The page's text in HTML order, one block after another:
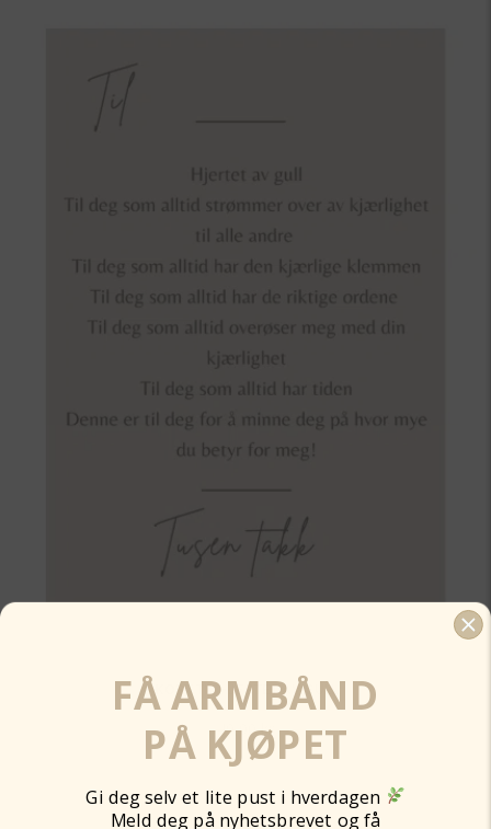
KORT TIL HJERTET AV GULL
49,00kr
FÅ ARMBÅND
PÅ KJØPET
Gi deg selv et lite pust i hverdagen
Meld deg på nyhetsbrevet og få